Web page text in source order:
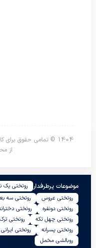
1404 © تمامی حقوق
از
موضوعات پرطرفدار روتختی یک
روتختی عروس
روتختی سه
روتختی دونفره
روتختی
روتختی چهل تکه
روتختی ترک
روتختی پسرانه
روتختی ایرانی
روبالشی مخمل